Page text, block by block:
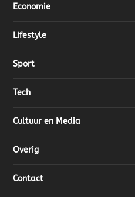
Economie
Lifestyle
Sport
Tech
Cultuur en Media
Overig
Contact